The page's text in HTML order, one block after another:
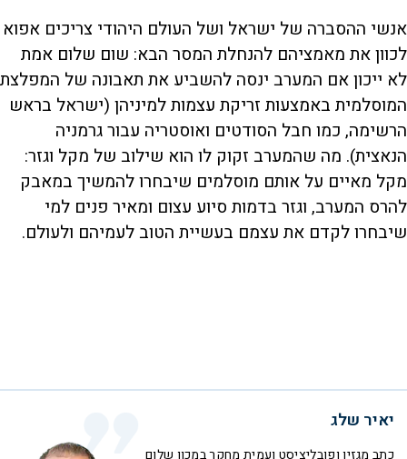
אנשי ההסברה של ישראל ושל העולם היהודי צריכים אפוא
לכוון את מאמציהם להנחלת המסר הבא: שום שלום אמת
לא ייכון אם המערב ינסה להשביע את תאבונה של המפלצת
המוסלמית באמצעות זריקת עצמות למיניהן (ישראל בראש
הרשימה, כמו חבל הסודטים ואוסטריה עבור גרמניה
הנאצית). מה שהמערב זקוק לו הוא שילוב של מקל וגזר:
מקל מאיים על אותם מוסלמים שיבחרו להמשיך במאבק
להרס המערב, וגזר בדמות סיוע עצום ומאיר פנים למי
שיבחרו לקדם את עצמם בעשיית הטוב לעמיהם ולעולם.
יאיר שלג
כתב מגזין ופובליציסט ועמית מחקר במכון שלום